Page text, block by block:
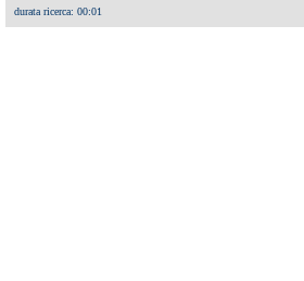
durata ricerca: 00:01